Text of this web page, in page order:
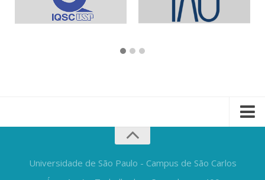
Universidade de São Paulo - Campus de São Carlos